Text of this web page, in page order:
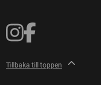
Tillbaka till toppen